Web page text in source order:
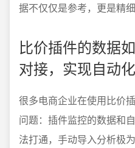
据不仅仅是参考，更是精
比价插件的数据
对接，实现自动化
很多电商企业在使用比价
问题：插件监控的数据和
法打通，手动导入分析极